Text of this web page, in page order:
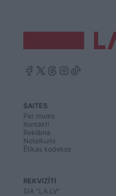
SAITES
Par mums
Kontakti
Reklāma
Noteikumi
Ētikas kodekss
REKVIZĪTI
SIA "LA.LV"